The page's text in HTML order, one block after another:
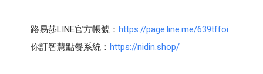
路易莎LINE官方帳號： https://page.line.me/639tffoi
你訂智慧點餐系統： https://nidin.shop/